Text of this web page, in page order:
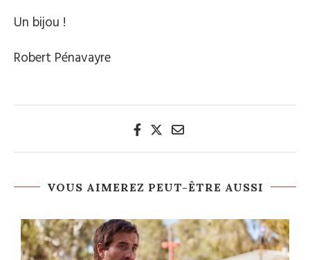
Un bijou !
Robert Pénavayre
VOUS AIMEREZ PEUT-ÊTRE AUSSI